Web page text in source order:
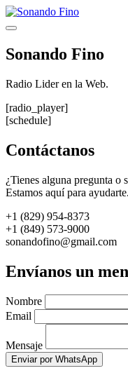
Saltar
al
Menú
Sonando Fino
Radio Lider en la Web.
[radio_player]
[schedule]
Contáctanos
¿Tienes alguna pregunta o
Estamos aquí para ayudarte.
+1 (829) 954-8373
+1 (849) 573-9000
sonandofino@gmail.com
Envíanos un
Nombre
Email
Mensaje
Enviar por WhatsApp